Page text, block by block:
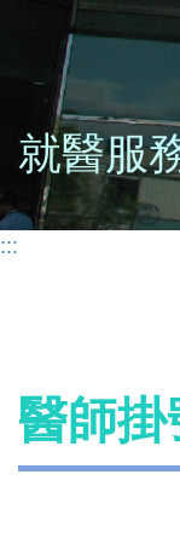
就醫服
:::
醫師掛